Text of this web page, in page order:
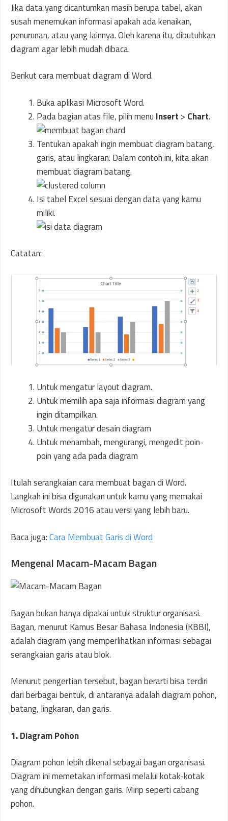
Jika data yang dicantumkan masih berupa tabel, akan
susah menemukan informasi apakah ada kenaikan,
penurunan, atau yang lainnya. Oleh karena itu, dibutuhkan
diagram agar lebih mudah dibaca.
Berikut cara membuat diagram di Word.
Buka aplikasi Microsoft Word.
Pada bagian atas file, pilih menu Insert > Chart.
Tentukan apakah ingin membuat diagram batang,
garis, atau lingkaran. Dalam contoh ini, kita akan
membuat diagram batang.
Isi tabel Excel sesuai dengan data yang kamu
miliki.
Catatan:
Untuk mengatur layout diagram.
Untuk memilih apa saja informasi diagram yang
ingin ditampilkan.
Untuk mengatur desain diagram
Untuk menambah, mengurangi, mengedit poin-
poin yang ada pada diagram
Itulah serangkaian cara membuat bagan di Word.
Langkah ini bisa digunakan untuk kamu yang memakai
Microsoft Words 2016 atau versi yang lebih baru.
Baca juga:Cara Membuat Garis di Word
Mengenal Macam-Macam Bagan
Bagan bukan hanya dipakai untuk struktur organisasi.
Bagan, menurut Kamus Besar Bahasa Indonesia (KBBI),
adalah diagram yang memperlihatkan informasi sebagai
serangkaian garis atau blok.
Menurut pengertian tersebut, bagan berarti bisa terdiri
dari berbagai bentuk, di antaranya adalah diagram pohon,
batang, lingkaran, dan garis.
1. Diagram Pohon
Diagram pohon lebih dikenal sebagai bagan organisasi.
Diagram ini memetakan informasi melalui kotak-kotak
yang dihubungkan dengan garis. Mirip seperti cabang
pohon.